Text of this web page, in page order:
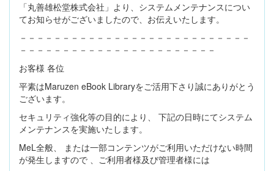
「丸善雄松堂株式会社」より、システムメンテナンスについ
てお知らせがございましたので、お伝えいたします。
－－－－－－－－－－－－－－－－－－－－－－－－－－－
－－－－－－－－－－－－－－－－－－－－－－－
お客様 各位
平素はMaruzen eBook Libraryをご活用下さり誠にありがとう
ございます。
セキュリティ強化等の目的により、 下記の日時にてシステム
メンテナンスを実施いたします。
MeL全般、 または一部コンテンツがご利用いただけない時間
が発生しますので 、ご利用者様及び管理者様には